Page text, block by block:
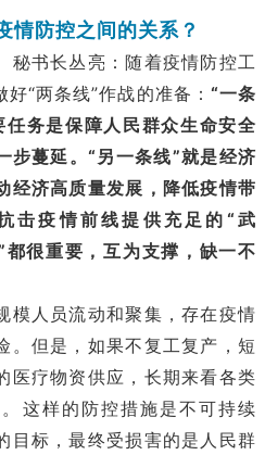
情防控之间的关系？
秘书长丛亮：随着疫情防控工
“两条线”作战的准备： “一条
务是保障人民群众生命安全
步蔓延。“另一条线”就是经济
经济高质量发展，降低疫情带
击疫情前线提供充足的“武
都很重要，互为支撑，缺一不
模人员流动和聚集，存在疫情
。但是，如果不复工复产，短
医疗物资供应，长期来看各类
这样的防控措施是不可持续
目标，最终受损害的是人民群